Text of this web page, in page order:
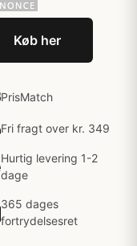
Køb her
PrisMatch
Fri fragt over kr. 349
Hurtig levering 1-2
dage
365 dages
fortrydelsesret